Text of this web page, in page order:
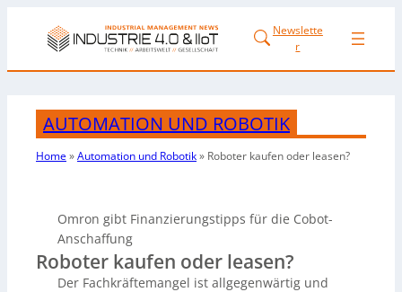
Newslette
r
AUTOMATION UND ROBOTIK
Home»Automation und Robotik» Roboter kaufenoder leasen?
Omron gibt Finanzierungstipps für die Cobot-
Anschaffung
Roboter kaufen oder leasen?
Der Fachkräftemangel ist allgegenwärtig und